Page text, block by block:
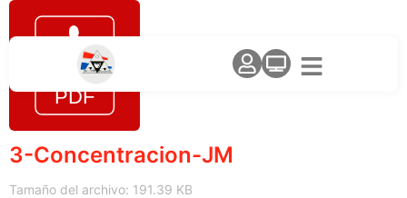
3-Concentracion-JM
Tamaño del archivo: 191.39 KB